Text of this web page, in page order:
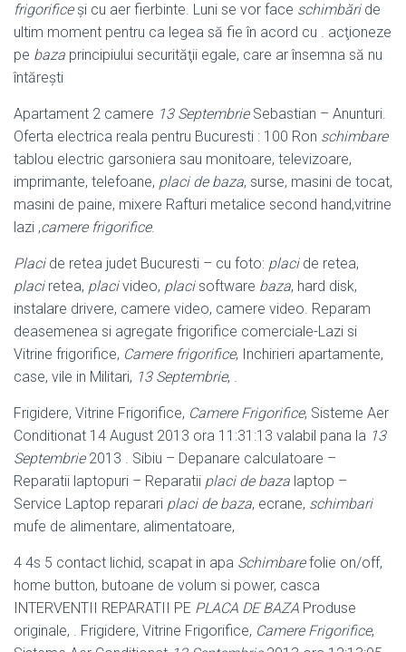
frigorificeşi cu aer fierbinte. Luni se vor face schimbăride
ultim moment pentru ca legea să fie în acord cu . acţioneze
pe baza principiului securităţii egale, care ar însemna să nu
întăreşti
Apartament 2 camere 13 SeptembrieSebastian – Anunturi.
Oferta electrica reala pentru Bucuresti : 100 Ron schimbare
tablou electric garsoniera sau monitoare, televizoare,
imprimante, telefoane, placi de baza, surse, masini de tocat,
masini de paine, mixere Rafturi metalice second hand,vitrine
lazi ,camere frigorifice.
Placide retea judet Bucuresti – cu foto: placide retea,
placiretea, placivideo, placisoftware baza, hard disk,
instalare drivere, camere video, camere video. Reparam
deasemenea si agregate frigorifice comerciale-Lazi si
Vitrine frigorifice, Camere frigorifice, Inchirieri apartamente,
case, vile in Militari, 13 Septembrie, .
Frigidere, Vitrine Frigorifice, Camere Frigorifice, Sisteme Aer
Conditionat 14 August 2013 ora 11:31:13 valabil pana la 13
Septembrie2013 . Sibiu – Depanare calculatoare –
Reparatii laptopuri – Reparatii placi de baza laptop –
Service Laptop reparari placi de baza, ecrane, schimbari
mufe de alimentare, alimentatoare,
4 4s 5 contact lichid, scapat in apa Schimbarefolie on/off,
home button, butoane de volum si power, casca
INTERVENTII REPARATII PE PLACA DE BAZA Produse
originale, . Frigidere, Vitrine Frigorifice, Camere Frigorifice,